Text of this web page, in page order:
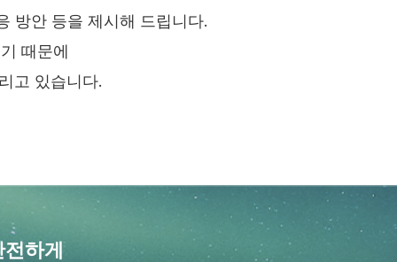
방안 등을 제시해 드립니다.
때문에
고 있습니다.
하게